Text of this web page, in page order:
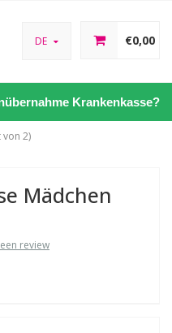
DE €0,00
Krankenkasse?
von 2)
Mädchen
review